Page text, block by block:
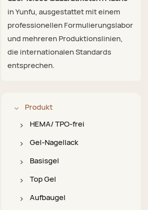
in Yunfu, ausgestattet mit einem
professionellen Formulierungslabor
und mehreren Produktionslinien,
die internationalen Standards
entsprechen.
Produkt
HEMA/ TPO-frei
HEMA-/TPO-freier Gel-
Unterlack
HEMA-/TPO-freier
Gel-Nagellack
Farbgel-Nagellack
Katzenaugen-Gel-
Basisgel
4-in-1-Basislack
Säurefreier
Top Gel
Superglänzender
Aufbaugel